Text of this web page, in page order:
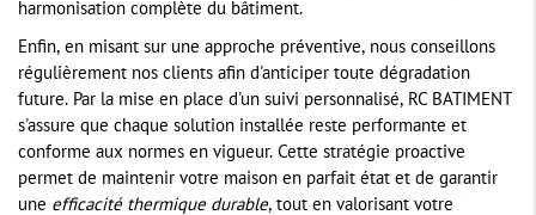
harmonisation complète du bâtiment.
Enfin, en misant sur une approche préventive, nous conseillons
régulièrement nos clients afin d'anticiper toute dégradation
future. Par la mise en place d'un suivi personnalisé, RC BATIMENT
s'assure que chaque solution installée reste performante et
conforme aux normes en vigueur. Cette stratégie proactive
permet de maintenir votre maison en parfait état et de garantir
une efficacité thermique durable, tout en valorisant votre